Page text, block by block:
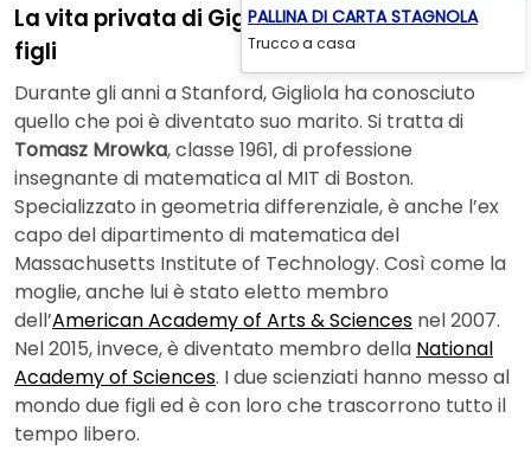
La vita privata di Gigliola Staffilani: marito e
figli
Durante gli anni a Stanford, Gigliola ha conosciuto
quello che poi è diventato suo marito. Si tratta di
Tomasz Mrowka, classe 1961, di professione
insegnante di matematica al MIT di Boston.
Specializzato in geometria differenziale, è anche l’ex
capo del dipartimento di matematica del
Massachusetts Institute of Technology. Così come la
moglie, anche lui è stato eletto membro
dell’American Academy of Arts & Sciences nel 2007.
Nel 2015, invece, è diventato membro della National
Academy of Sciences. I due scienziati hanno messo al
mondo due figli ed è con loro che trascorrono tutto il
tempo libero.
PALLINA DI CARTA STAGNOLA
Trucco a casa